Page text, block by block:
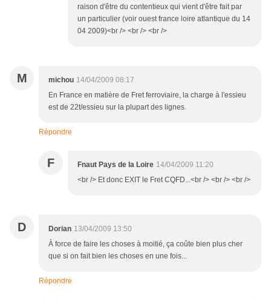
raison d'être du contentieux qui vient d'être fait par
un particulier (voir ouest france loire atlantique du 14
04 2009)<br /> <br /> <br />
M michou 14/04/2009 08:17
En France en matière de Fret ferroviaire, la charge à l'essieu
est de 22t/essieu sur la plupart des lignes.
Répondre
F Fnaut Pays de la Loire 14/04/2009 11:20
<br /> Et donc EXIT le Fret CQFD...<br /> <br /> <br />
D Dorian 13/04/2009 13:50
À force de faire les choses à moitié, ça coûte bien plus cher
que si on fait bien les choses en une fois...
Répondre